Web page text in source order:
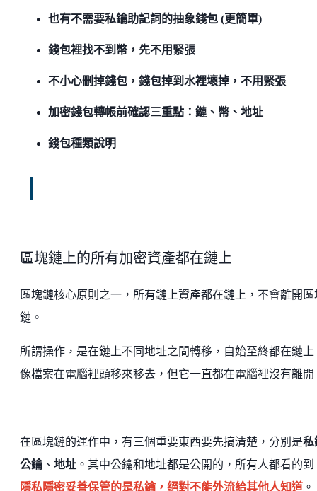
也有不需要私鑰助記詞的抽象錢包 (更簡單)
錢包裡找不到幣，先不用緊張
不小心刪掉錢包，錢包掉到水裡壞掉，不用緊張
加密錢包轉帳前確認三重點：鏈、幣、地址
錢包種類說明
區塊鏈上的所有加密資產都在鏈上
區塊鏈核心原則之一，所有鏈上資產都在鏈上，不會離開區
鏈。
所謂操作，是在鏈上不同地址之間轉移，自始至終都在鏈上
像檔案在電腦裡頭移來移去，但它一直都在電腦裡沒有離開
在區塊鏈的運作中，有三個重要東西要先搞清楚，分別是私
公鑰 、 地址 。其中公鑰和地址都是公開的，所有人都看的到
隱私隱密妥善保管的是私鑰，絕對不能外流給其他人知道 。